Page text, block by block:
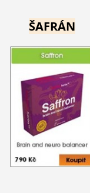
ŠAFRÁN